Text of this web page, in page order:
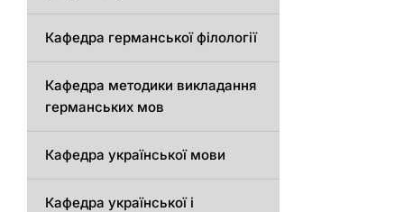
Кафедрa германської філології
Кафедрa методики викладання
германських мов
Кафедра української мови
Кафедра української і